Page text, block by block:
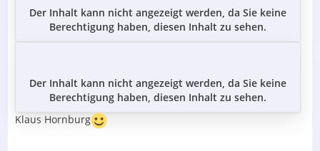
Der Inhalt kann nicht angezeigt werden, da Sie keine
Berechtigung haben, diesen Inhalt zu sehen.
Der Inhalt kann nicht angezeigt werden, da Sie keine
Berechtigung haben, diesen Inhalt zu sehen.
Klaus Hornburg